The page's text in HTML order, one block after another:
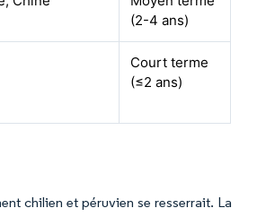
(2-4 ans)
Court terme
(≤2 ans)
chilien et péruvien se resserrait. La